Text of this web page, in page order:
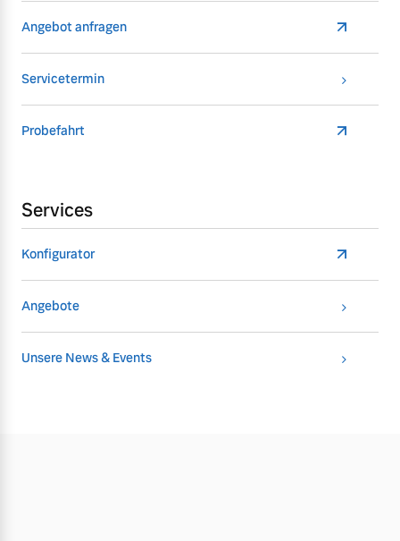
Angebot anfragen
Servicetermin
Probefahrt
Services
Konfigurator
Angebote
Unsere News & Events